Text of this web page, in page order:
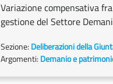
Variazione compensativa
gestione del Settore
Sezione: Deliberazioni della
Argomenti: Demanio e